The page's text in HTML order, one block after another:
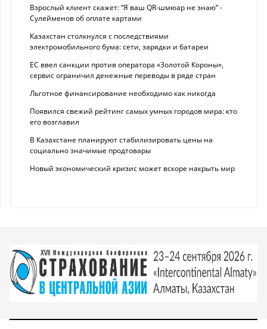
Взрослый клиент скажет: “Я ваш QR-шмюар не знаю“ -
Сулейменов об оплате картами
Казахстан столкнулся с последствиями
электромобильного бума: сети, зарядки и батареи
ЕС ввел санкции против оператора «Золотой Короны»,
сервис ограничил денежные переводы в ряде стран
Льготное финансирование необходимо как никогда
Появился свежий рейтинг самых умных городов мира: кто
его возглавил
В Казахстане планируют стабилизировать цены на
социально значимые продтовары
Новый экономический кризис может вскоре накрыть мир